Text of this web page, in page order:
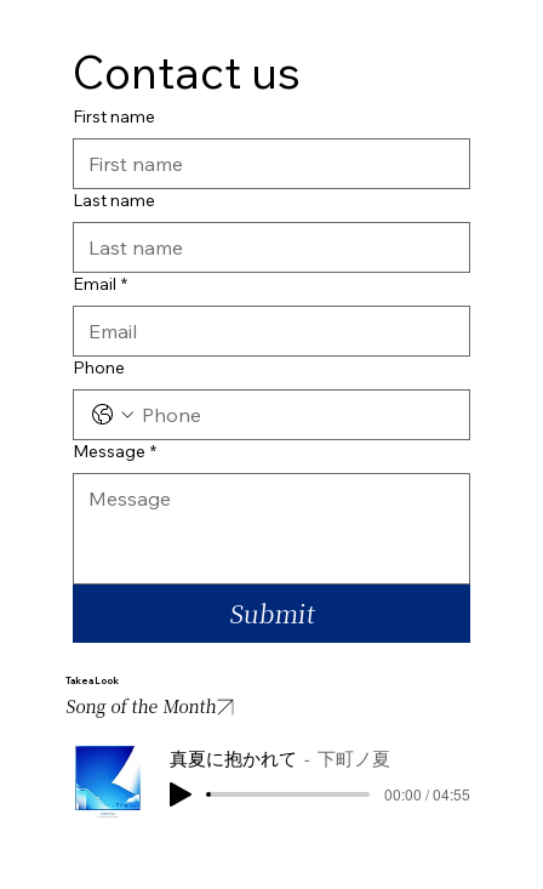
Contact us
First name
Last name
Email *
Phone
Message *
Submit
Take a Look
Song of the Month
真夏に抱かれて
下町ノ夏
00:00 / 04:55